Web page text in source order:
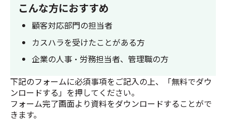
こんな方におすすめ
顧客対応部門の担当者
カスハラを受けたことがある方
企業の人事・労務担当者、管理職の方
下記のフォームに必須事項をご記入の上、「無料でダウ
ンロードする」を押してください。
フォーム完了画面より資料をダウンロードすることがで
きます。